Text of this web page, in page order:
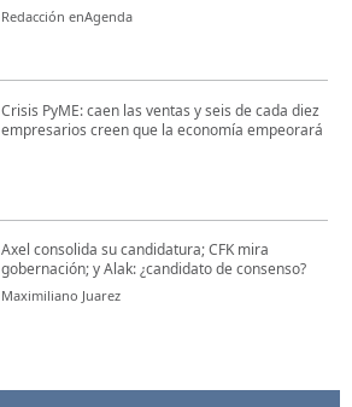
Redacción enAgenda
Crisis PyME: caen las ventas y seis de cada diez
empresarios creen que la economía empeorará
Axel consolida su candidatura; CFK mira
gobernación; y Alak: ¿candidato de consenso?
Maximiliano Juarez